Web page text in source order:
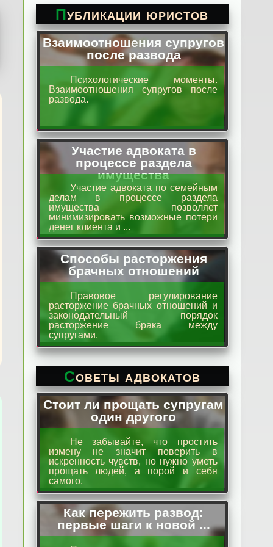
Публикации юристов
Взаимоотношения супругов
после развода
Психологические моменты.
Взаимоотношения супругов после
развода.
Участие адвоката в
процессе раздела
имущества
Участие адвоката по семейным
делам в процессе раздела
имущества позволяет
минимизировать возможные потери
денег клиента и ...
Способы расторжения
брачных отношений
Правовое регулирование
расторжение брачных отношений и
законодательный порядок
расторжение брака между
супругами.
Советы адвокатов
Стоит ли прощать супругам
один другого
Не забывайте, что простить
измену не значит поверить в
искренность чувств, но нужно уметь
прощать людей, а порой и себя
самого.
Как пережить развод:
первые шаги к новой ...